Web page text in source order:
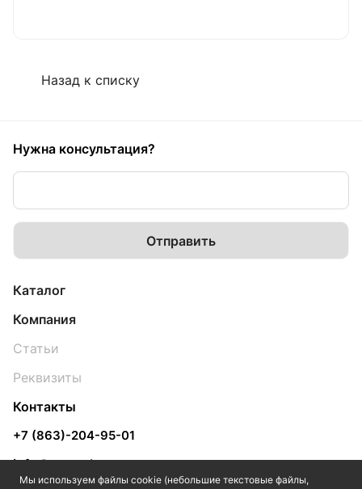
Мы используем файлы cookie (небольшие текстовые файлы,
Назад к списку
Нужна консультация?
Каталог
Компания
Статьи
Реквизиты
Контакты
+7 (863)-204-95-01
info@yugpol.com